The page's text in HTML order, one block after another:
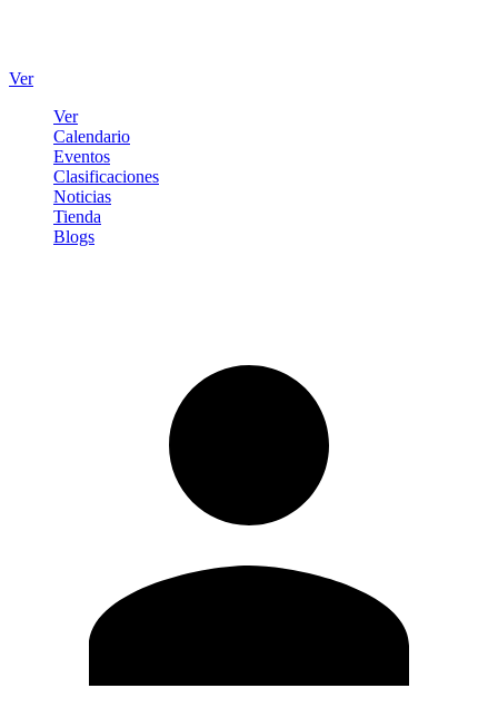
Ver
Ver
Calendario
Eventos
Clasificaciones
Noticias
Tienda
Blogs